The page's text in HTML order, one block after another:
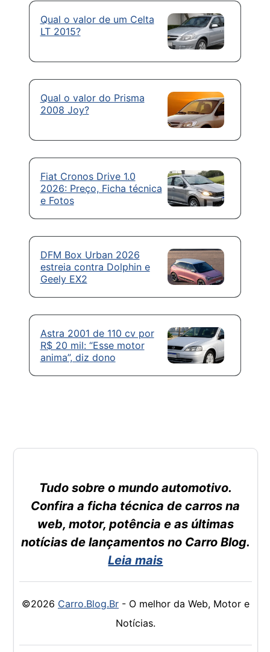
Qual o valor de um Celta
LT 2015?
Qual o valor do Prisma
2008 Joy?
Fiat Cronos Drive 1.0
2026: Preço, Ficha técnica
e Fotos
DFM Box Urban 2026
estreia contra Dolphin e
Geely EX2
Astra 2001 de 110 cv por
R$ 20 mil: “Esse motor
anima”, diz dono
Tudo sobre o mundo automotivo.
Confira a ficha técnica de carros na
web, motor, potência e as últimas
notícias de lançamentos no Carro Blog.
Leia mais
©2026 Carro.Blog.Br- O melhor da Web, Motor e
Notícias.